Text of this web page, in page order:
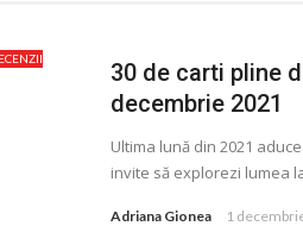
30 de carti pline
decembrie 2021
Ultima lună din 2021
invite să explorezi lumea
Adriana Gionea 1